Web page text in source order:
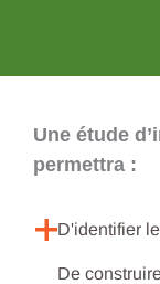
Une étude
permettra :
D'identifier
De